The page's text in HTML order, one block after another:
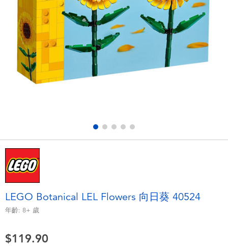
娃娃, 芭比,收藏公仔
電子玩具
遊戲及拼圖系列
派對用品
角色扮演及造型系列
毛毛公仔玩具
夏日用品
Pokemon寶可夢
playpop
LEGO樂高
Tomica多美
Globber高樂寶
14歳以上
LEGO Botanical LEL Flowers 向日葵 40524
年齡: 8+ 歲
$119.90